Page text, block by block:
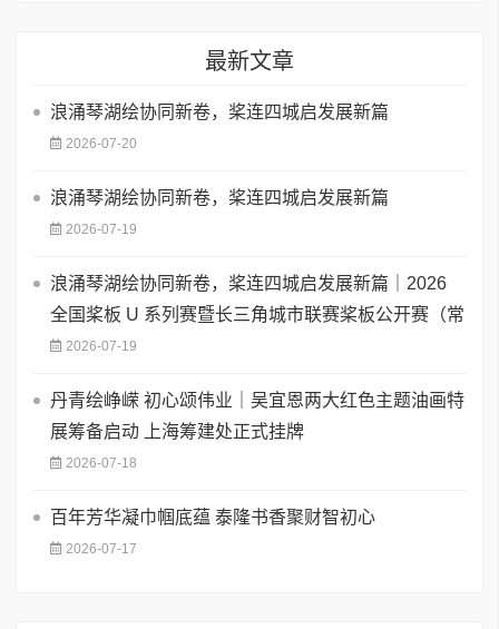
最新文章
浪涌琴湖绘协同新卷，桨连四城启发展新篇
2026-07-20
浪涌琴湖绘协同新卷，桨连四城启发展新篇
2026-07-19
浪涌琴湖绘协同新卷，桨连四城启发展新篇｜2026
全国桨板 U 系列赛暨长三角城市联赛桨板公开赛（常
2026-07-19
丹青绘峥嵘 初心颂伟业｜吴宜恩两大红色主题油画特
展筹备启动 上海筹建处正式挂牌
2026-07-18
百年芳华凝巾帼底蕴 泰隆书香聚财智初心
2026-07-17